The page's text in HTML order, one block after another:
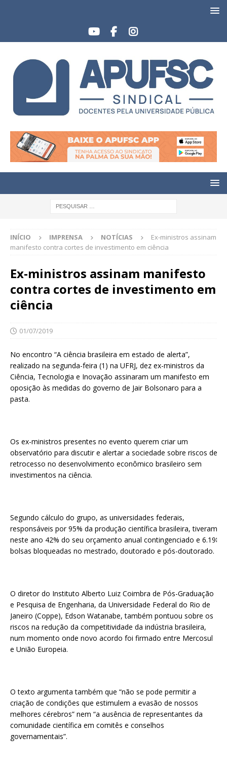
INÍCIO IMPRENSA NOTÍCIAS
Ex-ministros assinam
manifesto contra cortes de investimento em ciência
Ex-ministros assinam manifesto
contra cortes de investimento em
ciência
01/07/2019
No encontro “A ciência brasileira em estado de alerta”,
realizado na segunda-feira (1) na UFRJ, dez ex-ministros da
Ciência, Tecnologia e Inovação assinaram um manifesto em
oposição às medidas do governo de Jair Bolsonaro para a
pasta.
Os ex-ministros presentes no evento querem criar um
observatório para discutir e alertar a sociedade sobre riscos de
retrocesso no desenvolvimento econômico brasileiro sem
investimentos na ciência.
Segundo cálculo do grupo, as universidades federais,
responsáveis por 95% da produção científica brasileira, tiveram
neste ano 42% do seu orçamento anual contingenciado e 6.198
bolsas bloqueadas no mestrado, doutorado e pós-doutorado.
O diretor do Instituto Alberto Luiz Coimbra de Pós-Graduação
e Pesquisa de Engenharia, da Universidade Federal do Rio de
Janeiro (Coppe), Edson Watanabe, também pontuou sobre os
riscos na redução da competitividade da indústria brasileira,
num momento onde novo acordo foi firmado entre Mercosul
e União Europeia.
O texto argumenta também que “não se pode permitir a
criação de condições que estimulem a evasão de nossos
melhores cérebros” nem “a ausência de representantes da
comunidade científica em comitês e conselhos
governamentais”.